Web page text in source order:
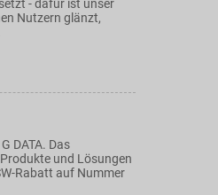
- dafür ist unser
Nutzern glänzt,
DATA. Das
und Lösungen
Rabatt auf Nummer